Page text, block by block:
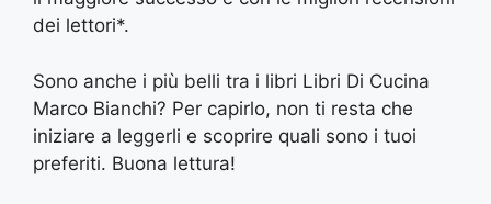
dei lettori*.
Sono anche i più belli tra i libri Libri Di Cucina
Marco Bianchi? Per capirlo, non ti resta che
iniziare a leggerli e scoprire quali sono i tuoi
preferiti. Buona lettura!